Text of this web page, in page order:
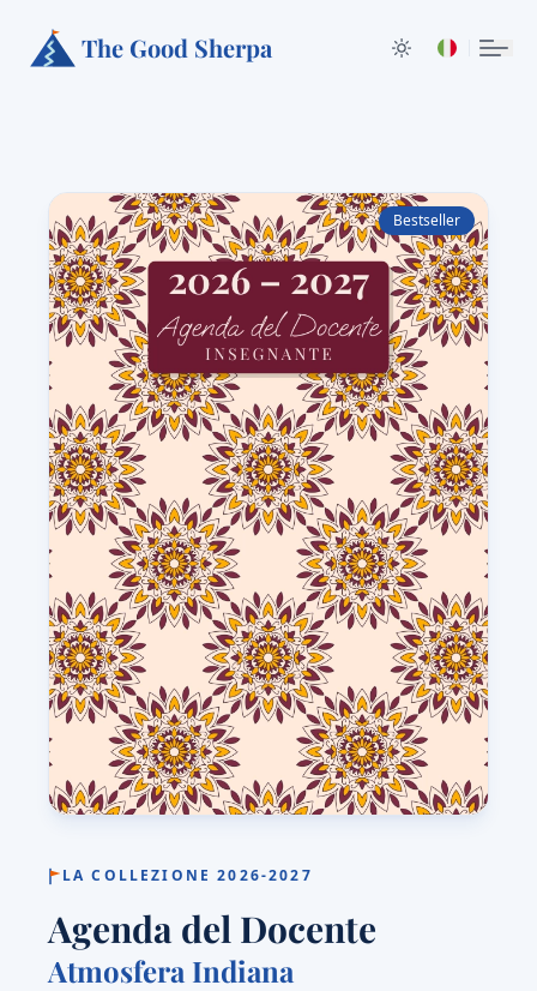
The Good Sherpa
Bestseller
LA COLLEZIONE 2026-2027
Agenda del Docente
Atmosfera Indiana